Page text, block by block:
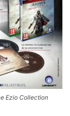
Ezio Collection